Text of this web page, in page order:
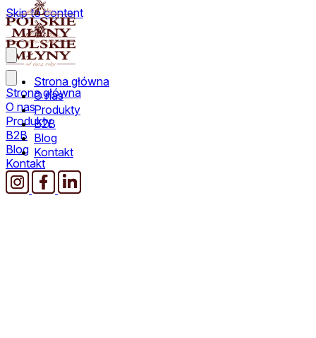
Skip to content
Strona główna
O nas
Produkty
B2B
Blog
Kontakt
Strona główna
O nas
Produkty
B2B
Blog
Kontakt